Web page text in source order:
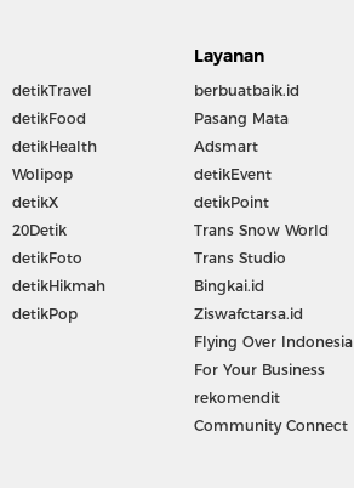
detikTravel
detikFood
detikHealth
Wolipop
detikX
20Detik
detikFoto
detikHikmah
detikPop
Layanan
berbuatbaik.id
Pasang Mata
Adsmart
detikEvent
detikPoint
Trans Snow World
Trans Studio
Bingkai.id
Ziswafctarsa.id
Flying Over Indonesia
For Your Business
rekomendit
Community Connect